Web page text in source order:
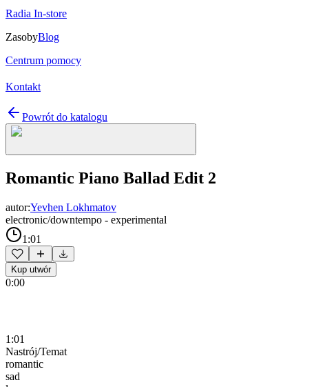
Radia In-store
ZasobyBlog
Centrum pomocy
Kontakt
Powrót do katalogu
Romantic Piano Ballad Edit 2
autor:Yevhen Lokhmatov
electronic/downtempo - experimental
1:01
Kup utwór
0:00
1:01
Nastrój/Temat
romantic
sad